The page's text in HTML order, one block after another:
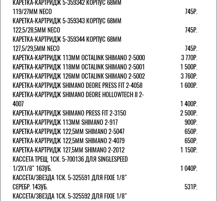
КАРЕТКА-КАРТРИДЖ 5-359342 КОРПУС 68ММ
119/27ММ NECO
745Р.
КАРЕТКА-КАРТРИДЖ 5-359343 КОРПУС 68ММ
122,5/28,5ММ NECO
745Р.
КАРЕТКА-КАРТРИДЖ 5-359344 КОРПУС 68ММ
127,5/29,5ММ NECO
745Р.
КАРЕТКА-КАРТРИДЖ 113ММ OCTALINK SHIMANO 2-5000
3 770Р.
КАРЕТКА-КАРТРИДЖ 118ММ OCTALINK SHIMANO 2-5001
1 500Р.
КАРЕТКА-КАРТРИДЖ 126ММ OCTALINK SHIMANO 2-5002
3 760Р.
КАРЕТКА-КАРТРИДЖ SHIMANO DEORE PRESS FIT 2-4058
1 600Р.
КАРЕТКА-КАРТРИДЖ SHIMANO DEORE HOLLOWTECH II 2-
4007
1 400Р.
КАРЕТКА-КАРТРИДЖ SHIMANO PRESS FIT 2-3150
2 500Р.
КАРЕТКА-КАРТРИДЖ 113ММ SHIMANO 2-917
900Р.
КАРЕТКА-КАРТРИДЖ 122,5ММ SHIMANO 2-5047
650Р.
КАРЕТКА-КАРТРИДЖ 122,5ММ SHIMANO 2-4079
650Р.
КАРЕТКА-КАРТРИДЖ 127,5ММ SHIMANO 2-2012
1 150Р.
КАССЕТА ТРЕЩ. 1СК. 5-700136 ДЛЯ SINGLESPEED
1/2X1/8" 16ЗУБ.
1 040Р.
КАССЕТА/ЗВЕЗДА 1СК. 5-325591 ДЛЯ FIXIE 1/8"
СЕРЕБР. 14ЗУБ.
531Р.
КАССЕТА/ЗВЕЗДА 1СК. 5-325592 ДЛЯ FIXIE 1/8"